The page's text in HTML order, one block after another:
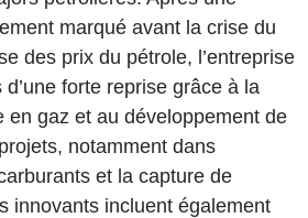
marqué avant la crise du
des prix du pétrole, l’entreprise
forte reprise grâce à la
en gaz et au développement de
notamment dans
et la capture de
innovants incluent également